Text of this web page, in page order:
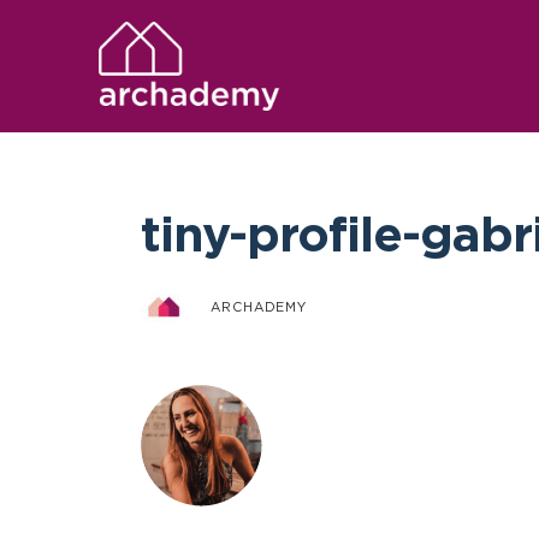
tiny-profile-
ARCHADEMY